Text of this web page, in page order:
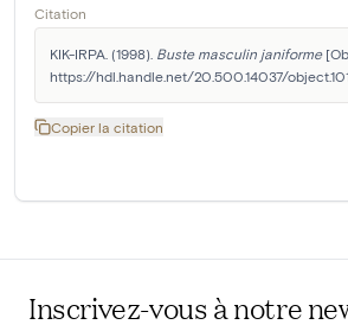
Citation
KIK-IRPA. (1998). Buste masculin janiforme
https://hdl.handle.net/20.500.14037/
Copier la citation
Inscrivez-vous à notre